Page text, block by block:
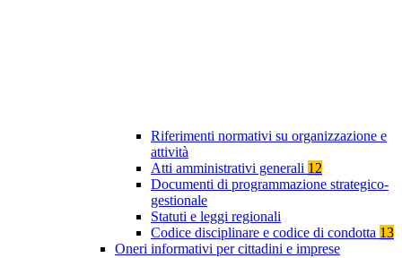
Riferimenti normativi su organizzazione e
attività
Atti amministrativi generali 12
Documenti di programmazione strategico-
gestionale
Statuti e leggi regionali
Codice disciplinare e codice di condotta 13
Oneri informativi per cittadini e imprese